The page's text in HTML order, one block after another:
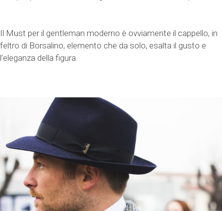
Il Must per il gentleman moderno è ovviamente il cappello, in
feltro di Borsalino, elemento che da solo, esalta il gusto e
l’eleganza della figura.